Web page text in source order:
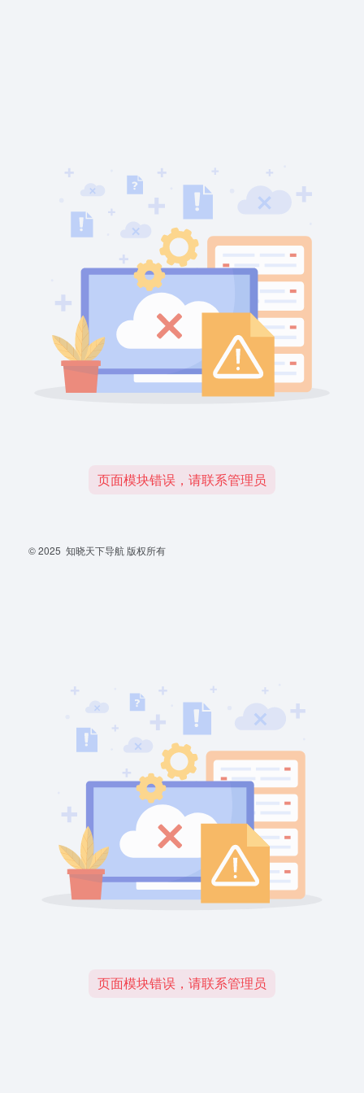
页面模块错误，请联系管理员
© 2025 知晓天下导航 版权所有
页面模块错误，请联系管理员